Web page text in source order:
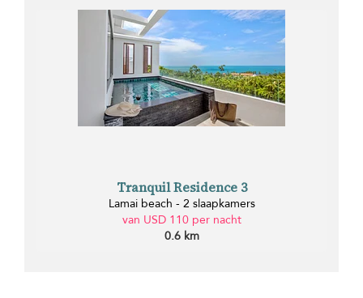
Tranquil Residence 3
Lamai beach - 2 slaapkamers
van USD 110 per nacht
0.6 km